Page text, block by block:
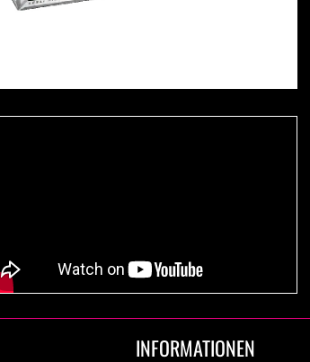
INFORMATIONEN